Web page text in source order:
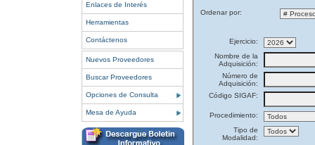
Enlaces de Interés
Herramientas
Contáctenos
Nuevos Proveedores
Buscar Proveedores
Opciones de Consulta
Mesa de Ayuda
Ordenar por:
Ejercicio:
Nombre de la
Adquisición:
Número de
Adquisición:
Código SIGAF:
Procedimiento:
Tipo de
Modalidad: